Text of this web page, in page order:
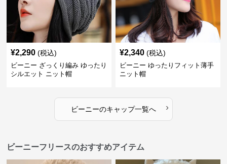
¥2,290 (税込)
ビーニー ざっくり編み ゆったり
シルエット ニット帽
¥2,340 (税込)
ビーニー ゆったりフィット薄手
ニット帽
ビーニーのキャップ一覧へ ›
ビーニーフリースのおすすめアイテム